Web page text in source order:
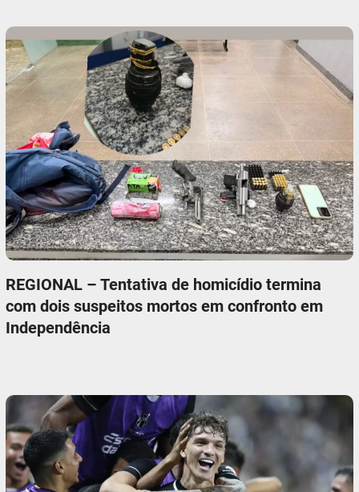
REGIONAL – Tentativa de homicídio termina
com dois suspeitos mortos em confronto em
Independência